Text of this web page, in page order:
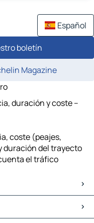
Español
boletín
Magazine
duración y coste –
coste (peajes,
duración del trayecto
el tráfico